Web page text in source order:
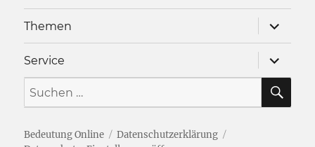
Themen
anzeigen
Service
anzeigen
Suche
nach:
Bedeutung Online
Datenschutzerklärung